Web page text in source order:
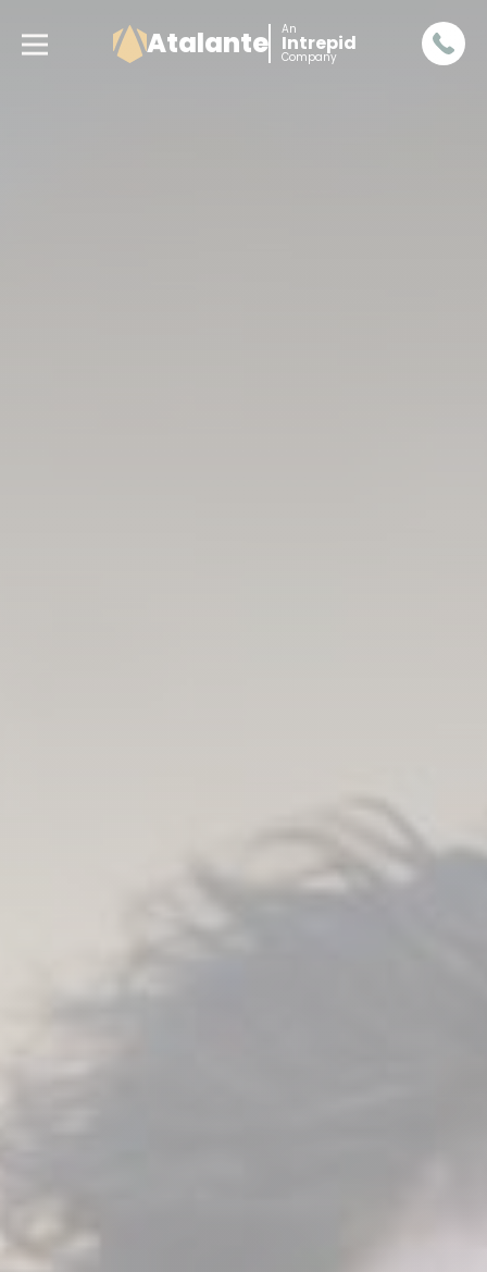
Atalante An
Intrepid
Company